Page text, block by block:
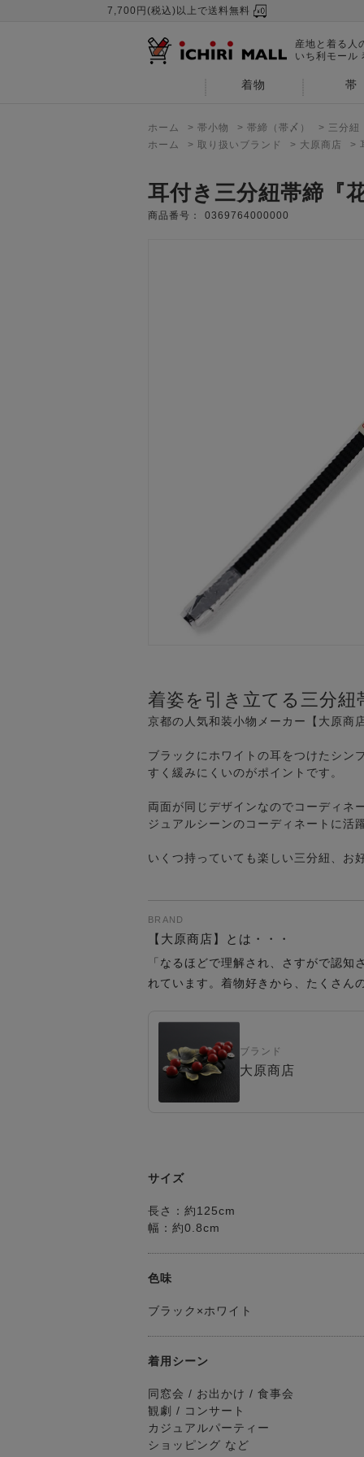
7,700円(税込)以上で送料無料
産地と着る人
いち利モール
着物 帯
ホーム > 帯小物 > 帯締（帯〆） > 三分紐
ホーム
> 取り扱いブランド > 大原商店 >
耳付き三分紐帯締『
商品番号： 0369764000000
着姿を引き立てる三分紐
京都の人気和装小物メーカー【大原商
ブラックにホワイトの耳をつけたシン
すく緩みにくいのがポイントです。
両面が同じデザインなのでコーディネ
ジュアルシーンのコーディネートに活
いくつ持っていても楽しい三分紐、お
BRAND
【大原商店】とは・・・
「なるほどで理解され、さすがで認
れています。着物好きから、たくさん
ブランド
大原商店
サイズ
長さ：約125cm
幅：約0.8cm
色味
ブラック×ホワイト
着用シーン
同窓会 / お出かけ / 食事会
観劇 / コンサート
カジュアルパーティー
ショッピング など